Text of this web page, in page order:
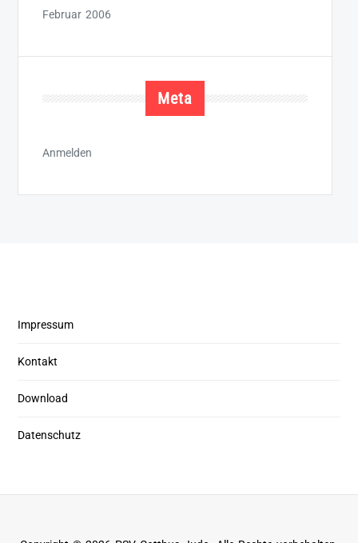
Februar 2006
Meta
Anmelden
Impressum
Kontakt
Download
Datenschutz